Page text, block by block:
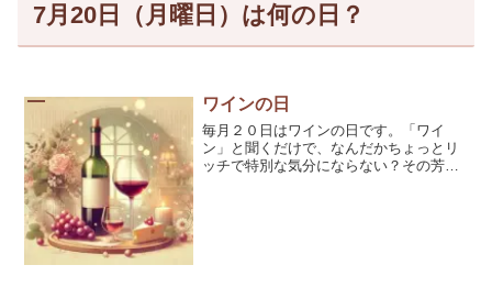
7月20日（月曜日）は何の日？
ワインの日
毎月２０日はワインの日です。「ワイ
ン」と聞くだけで、なんだかちょっとリ
ッチで特別な気分にならない？その芳醇